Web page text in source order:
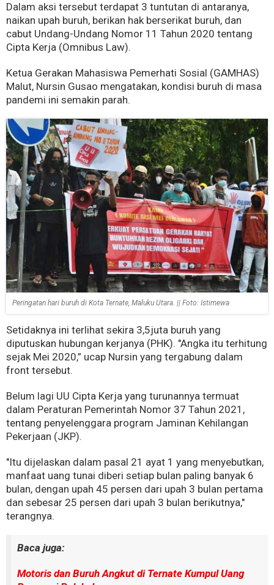
Dalam aksi tersebut terdapat 3 tuntutan di antaranya,
naikan upah buruh, berikan hak berserikat buruh, dan
cabut Undang-Undang Nomor 11 Tahun 2020 tentang
Cipta Kerja (Omnibus Law).
Ketua Gerakan Mahasiswa Pemerhati Sosial (GAMHAS)
Malut, Nursin Gusao mengatakan, kondisi buruh di masa
pandemi ini semakin parah.
Peringatan hari buruh di Kota Ternate, Maluku Utara. || Foto: Istimewa
Setidaknya ini terlihat sekira 3,5juta buruh yang
diputuskan hubungan kerjanya (PHK). "Angka itu terhitung
sejak Mei 2020,” ucap Nursin yang tergabung dalam
front tersebut.
Belum lagi UU Cipta Kerja yang turunannya termuat
dalam Peraturan Pemerintah Nomor 37 Tahun 2021,
tentang penyelenggara program Jaminan Kehilangan
Pekerjaan (JKP).
"Itu dijelaskan dalam pasal 21 ayat 1 yang menyebutkan,
manfaat uang tunai diberi setiap bulan paling banyak 6
bulan, dengan upah 45 persen dari upah 3 bulan pertama
dan sebesar 25 persen dari upah 3 bulan berikutnya,"
terangnya.
Baca juga:
Motoris dan Buruh Angkut di Ternate Kumpul Uang